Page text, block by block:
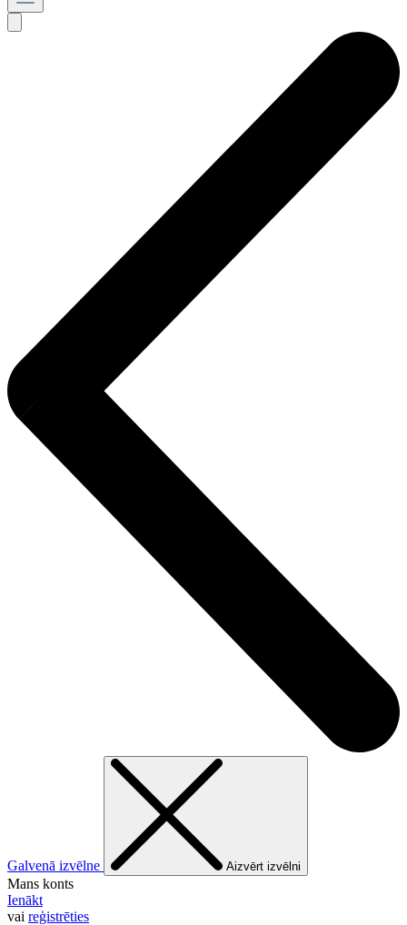
Galvenā izvēlne Aizvērt izvēlni
Mans konts
Ienākt
vai reģistrēties